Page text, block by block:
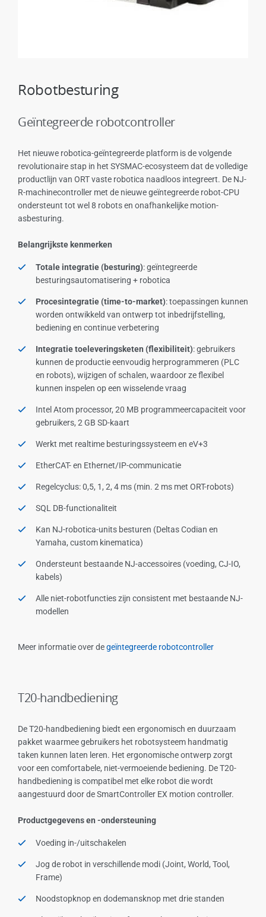
Robotbesturing
Geïntegreerde robotcontroller
Het nieuwe robotica-geïntegreerde platform is de volgende
revolutionaire stap in het SYSMAC-ecosysteem dat de volledige
productlijn van ORT vaste robotica naadloos integreert. De NJ-
R-machinecontroller met de nieuwe geïntegreerde robot-CPU
ondersteunt tot wel 8 robots en onafhankelijke motion-
asbesturing.
Belangrijkste kenmerken
Totale integratie (besturing): geïntegreerde
besturingsautomatisering + robotica
Procesintegratie (time-to-market): toepassingen kunnen
worden ontwikkeld van ontwerp tot inbedrijfstelling,
bediening en continue verbetering
Integratie toeleveringsketen (flexibiliteit): gebruikers
kunnen de productie eenvoudig herprogrammeren (PLC
en robots), wijzigen of schalen, waardoor ze flexibel
kunnen inspelen op een wisselende vraag
Intel Atom processor, 20 MB programmeercapaciteit voor
gebruikers, 2 GB SD-kaart
Werkt met realtime besturingssysteem en eV+3
EtherCAT- en Ethernet/IP-communicatie
Regelcyclus: 0,5, 1, 2, 4 ms (min. 2 ms met ORT-robots)
SQL DB-functionaliteit
Kan NJ-robotica-units besturen (Deltas Codian en
Yamaha, custom kinematica)
Ondersteunt bestaande NJ-accessoires (voeding, CJ-IO,
kabels)
Alle niet-robotfuncties zijn consistent met bestaande NJ-
modellen
Meer informatie over degeïntegreerde robotcontroller
T20-handbediening
De T20-handbediening biedt een ergonomisch en duurzaam
pakket waarmee gebruikers het robotsysteem handmatig
taken kunnen laten leren. Het ergonomische ontwerp zorgt
voor een comfortabele, niet-vermoeiende bediening. De T20-
handbediening is compatibel met elke robot die wordt
aangestuurd door de SmartController EX motion controller.
Productgegevens en -ondersteuning
Voeding in-/uitschakelen
Jog de robot in verschillende modi (Joint, World, Tool,
Frame)
Noodstopknop en dodemansknop met drie standen